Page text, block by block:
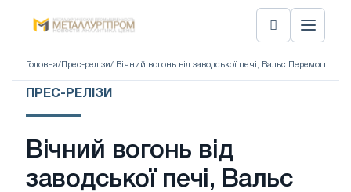
Головна/ Прес-релізи/ Вічний вогонь від заводської печі, Вальс Перемоги,
ПРЕС-РЕЛІЗИ
Вічний вогонь від
заводської печі, Вальс